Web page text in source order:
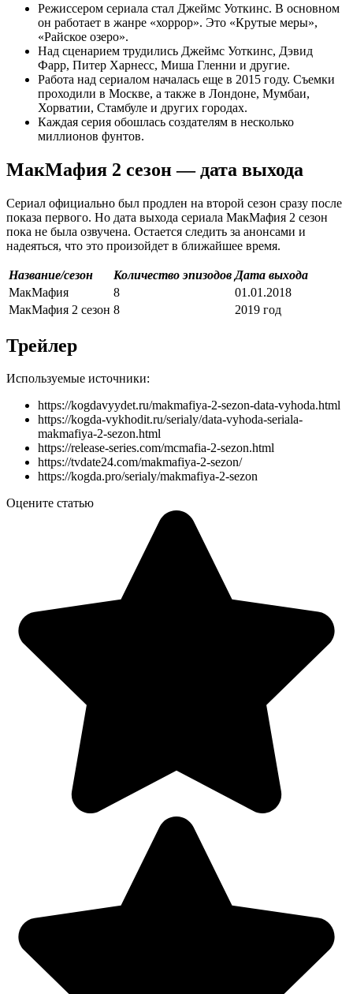
Режиссером сериала стал Джеймс Уоткинс. В основном
он работает в жанре «хоррор». Это «Крутые меры»,
«Райское озеро».
Над сценарием трудились Джеймс Уоткинс, Дэвид
Фарр, Питер Харнесс, Миша Гленни и другие.
Работа над сериалом началась еще в 2015 году. Съемки
проходили в Москве, а также в Лондоне, Мумбаи,
Хорватии, Стамбуле и других городах.
Каждая серия обошлась создателям в несколько
миллионов фунтов.
МакМафия 2 сезон — дата выхода
Сериал официально был продлен на второй сезон сразу после
показа первого. Но дата выхода сериала МакМафия 2 сезон
пока не была озвучена. Остается следить за анонсами и
надеяться, что это произойдет в ближайшее время.
Название/сезон Количество эпизодов Дата выхода
МакМафия
8
01.01.2018
МакМафия 2 сезон 8 2019 год
Трейлер
Используемые источники:
https://kogdavyydet.ru/makmafiya-2-sezon-data-vyhoda.html
https://kogda-vykhodit.ru/serialy/data-vyhoda-seriala-
makmafiya-2-sezon.html
https://release-series.com/mcmafia-2-sezon.html
https://tvdate24.com/makmafiya-2-sezon/
https://kogda.pro/serialy/makmafiya-2-sezon
Оцените статью